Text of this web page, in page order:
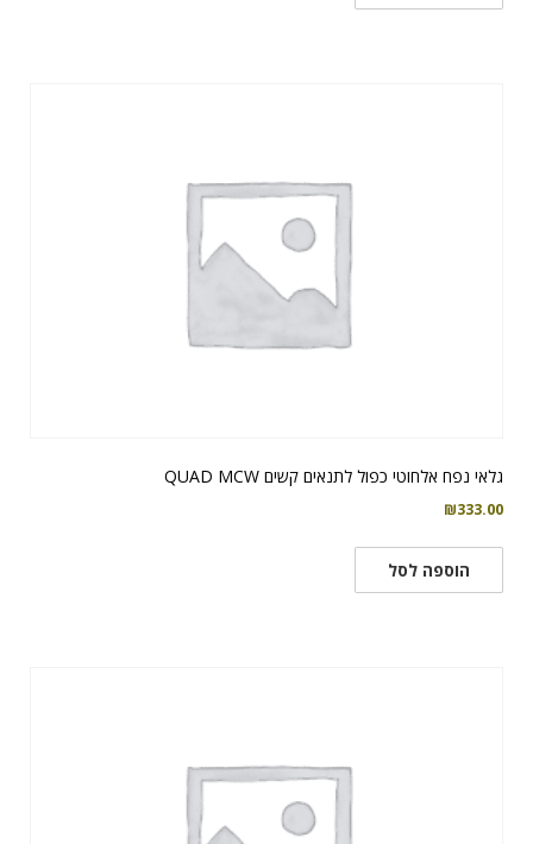
גלאי נפח אלחוטי כפול לתנאים קשים QUAD MCW
₪333.00
הוספה לסל